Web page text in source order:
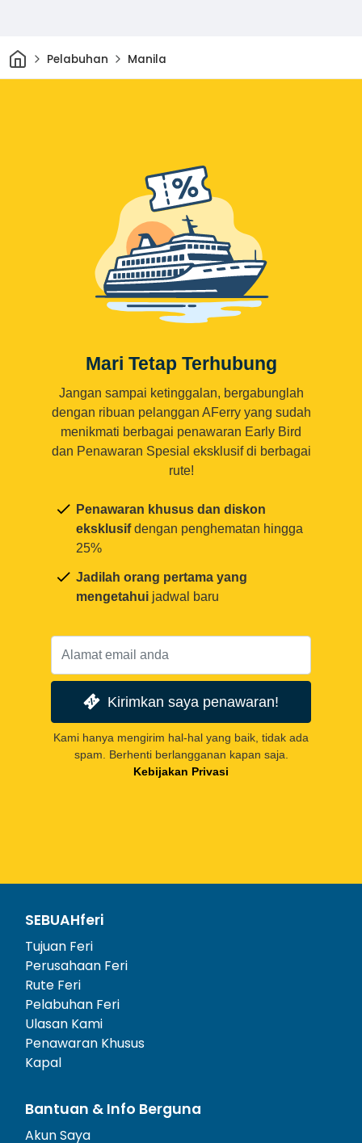
Rumah
Pelabuhan Manila
Mari Tetap Terhubung
Jangan sampai ketinggalan, bergabunglah
dengan ribuan pelanggan AFerry yang sudah
menikmati berbagai penawaran Early Bird
dan Penawaran Spesial eksklusif di berbagai
rute!
Penawaran khusus dan diskon
eksklusifdengan penghematan hingga
25%
Jadilah orang pertama yang
mengetahui jadwal baru
Kirimkan saya penawaran!
Kami hanya mengirim hal-hal yang baik, tidak ada
spam. Berhenti berlangganan kapan saja.
Kebijakan Privasi
SEBUAHferi
Tujuan Feri
Perusahaan Feri
Rute Feri
Pelabuhan Feri
Ulasan Kami
Penawaran Khusus
Kapal
Bantuan & Info Berguna
Akun Saya